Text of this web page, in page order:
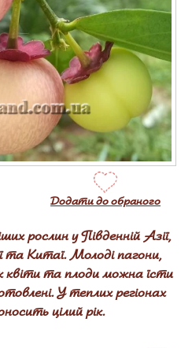
Додати до обраного
рослин у Південній Азії,
та Китаї. Молоді пагони,
квіти та плоди можна їсти
У теплих регіонах
цілий рік.